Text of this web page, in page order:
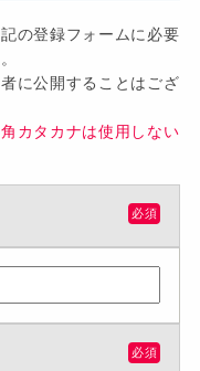
の登録フォームに必要
に公開することはござ
カタカナは使用しない
必須
必須